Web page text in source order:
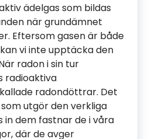
ädelgas som bildas
när grundämnet
Eftersom gasen är både
vi inte upptäcka den
radon i sin tur
radioaktiva
radondöttrar. Det
utgör den verkliga
in dem fastnar de i våra
där de avger